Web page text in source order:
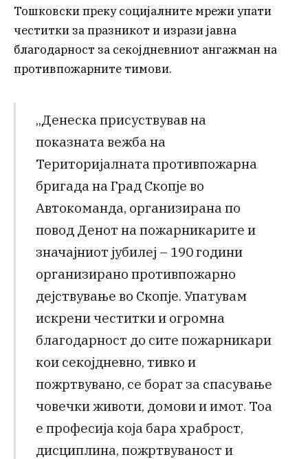
Тошковски преку социјалните мрежи упати
честитки за празникот и изрази јавна
благодарност за секојдневниот ангажман на
противпожарните тимови.
„Денеска присуствував на
показната вежба на
Територијалната противпожарна
бригада на Град Скопје во
Автокоманда, организирана по
повод Денот на пожарникарите и
значајниот јубилеј – 190 години
организирано противпожарно
дејствување во Скопје. Упатувам
искрени честитки и огромна
благодарност до сите пожарникари
кои секојдневно, тивко и
пожртвувано, се борат за спасување
човечки животи, домови и имот. Тоа
е професија која бара храброст,
дисциплина, пожртвуваност и